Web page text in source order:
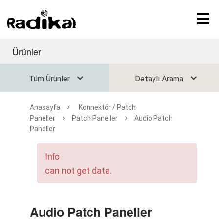
Ürünler
Tüm Ürünler Detaylı Arama
Anasayfa
Konnektör / Patch
Paneller
Patch Paneller
Audio Patch
Paneller
Info
can not get data.
Audio Patch Paneller